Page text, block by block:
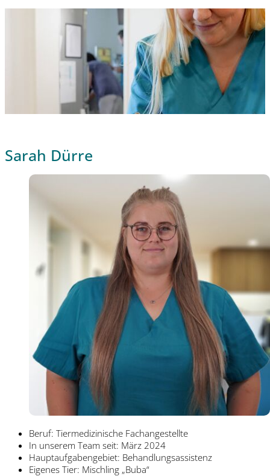
Sarah Dürre
Beruf: Tiermedizinische Fachangestellte
In unserem Team seit: März 2024
Hauptaufgabengebiet: Behandlungsassistenz
Eigenes Tier: Mischling „Buba“